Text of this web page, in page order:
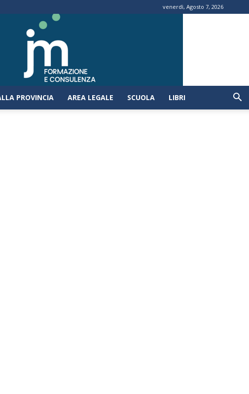
venerdì, Agosto 7, 2026
PROVINCIA AREA LEGALE SCUOLA LIBRI